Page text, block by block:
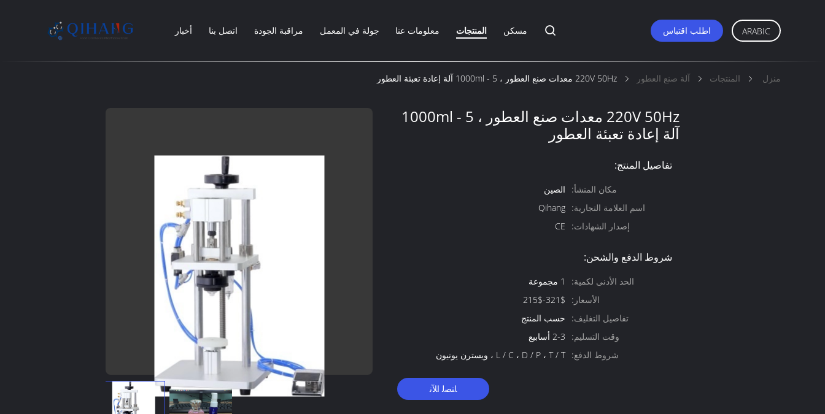
مسكن المنتجات معلومات عنا جولة في المعمل مراقبة الجودة اتصل بنا أخبار اطلب اقتباس ARABIC
منزل المنتجات آلة صنع العطور 220V 50Hz معدات صنع العطور ، 5 - 1000ml آلة إعادة تعبئة العطور
220V 50Hz معدات صنع العطور ، 5 - 1000ml
آلة إعادة تعبئة العطور
تفاصيل المنتج:
مكان المنشأ:
الصين
اسم العلامة التجارية: Qihang
إصدار الشهادات:
CE
شروط الدفع والشحن:
الحد الأدنى لكمية:
1 مجموعة
الأسعار:
215$-321$
تفاصيل التغليف:
حسب المنتج
وقت التسليم:
2-3 أسابيع
شروط الدفع: L / C ، D / P ، T / T ، ويسترن يونيون
ﺎﺘﺼﻟ ﺍﻶﻧ